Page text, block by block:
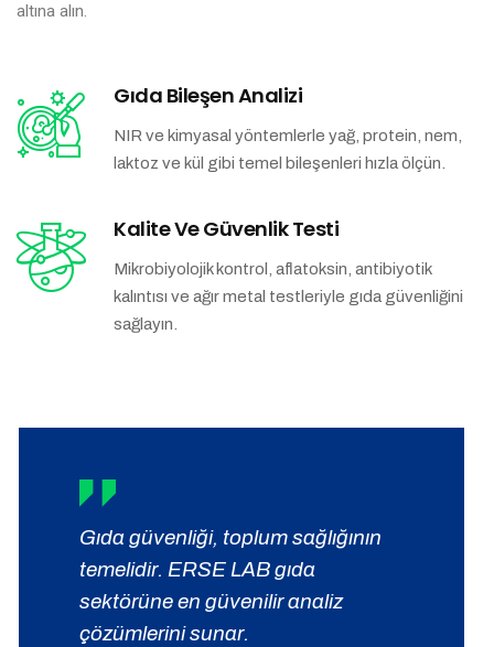
altına alın.
Gıda Bileşen Analizi
NIR ve kimyasal yöntemlerle yağ, protein, nem,
laktoz ve kül gibi temel bileşenleri hızla ölçün.
Kalite Ve Güvenlik Testi
Mikrobiyolojik kontrol, aflatoksin, antibiyotik
kalıntısı ve ağır metal testleriyle gıda güvenliğini
sağlayın.
Gıda güvenliği, toplum sağlığının
temelidir. ERSE LAB gıda
sektörüne en güvenilir analiz
çözümlerini sunar.